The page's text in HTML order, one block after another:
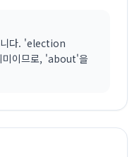
다. 'election
미이므로, 'about'을